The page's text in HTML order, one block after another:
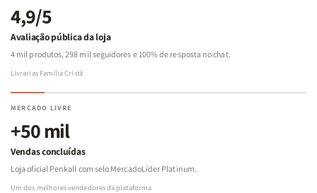
4,9/5
Avaliação pública da loja
4 mil produtos, 298 mil seguidores e 100% de resposta no chat.
Livrarias Família Cristã
MERCADO LIVRE
+50 mil
Vendas concluídas
Loja oficial Penkall com selo MercadoLíder Platinum.
Um dos melhores vendedores da plataforma